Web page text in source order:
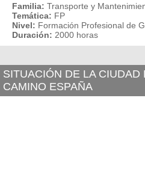
Familia: Transporte y
Temática: FP
Nivel: Formación Profesional de
Duración: 2000 horas
SITUACIÓN DE LA CIUDAD
CAMINO ESPAÑA